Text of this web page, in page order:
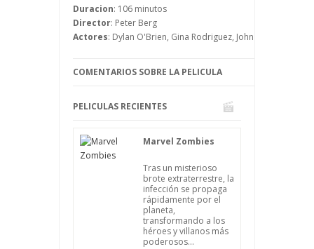
medioambientales de toda la historia, ya
que se vertieron miles y miles de litros de
petróleo al golfo, matando a miles de
Duracion: 106 minutos
Director: Peter Berg
Actores: Dylan O'Brien, Gina Rodriguez, John Malkovich,
COMENTARIOS SOBRE LA PELICULA
PELICULAS RECIENTES
Marvel Zombies
Tras un misterioso
brote extraterrestre, la
infección se propaga
rápidamente por el
planeta,
transformando a los
héroes y villanos más
poderosos...